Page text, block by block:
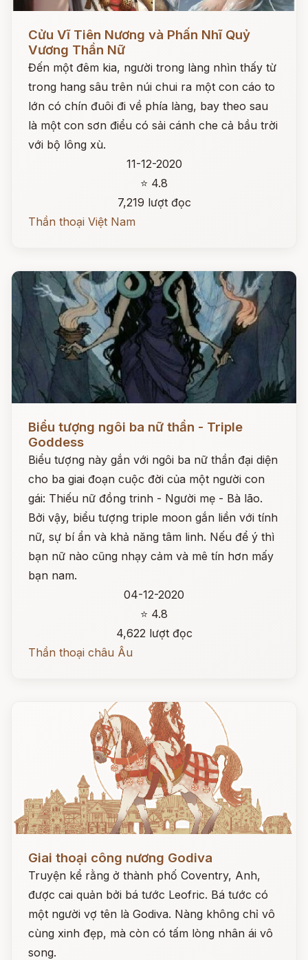
Cửu Vĩ Tiên Nương và Phấn Nhĩ Quỷ
Vương Thần Nữ
Đến một đêm kia, người trong làng nhìn thấy từ
trong hang sâu trên núi chui ra một con cáo to
lớn có chín đuôi đi về phía làng, bay theo sau
là một con sơn điểu có sải cánh che cả bầu trời
với bộ lông xù.
11-12-2020
⭐ 4.8
7,219 lượt đọc
Thần thoại Việt Nam
Đọc ngay
Biểu tượng ngôi ba nữ thần - Triple
Goddess
Biểu tượng này gắn với ngôi ba nữ thần đại diện
cho ba giai đoạn cuộc đời của một người con
gái: Thiếu nữ đồng trinh - Người mẹ - Bà lão.
Bởi vậy, biểu tượng triple moon gắn liền với tính
nữ, sự bí ẩn và khả năng tâm linh. Nếu để ý thì
bạn nữ nào cũng nhạy cảm và mê tín hơn mấy
bạn nam.
04-12-2020
⭐ 4.8
4,622 lượt đọc
Thần thoại châu Âu
Giai thoại công nương Godiva
Truyện kể rằng ở thành phố Coventry, Anh,
được cai quản bởi bá tước Leofric. Bá tước có
một người vợ tên là Godiva. Nàng không chỉ vô
cùng xinh đẹp, mà còn có tấm lòng nhân ái vô
song.